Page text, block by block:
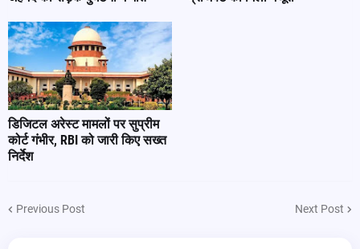
डिजिटल अरेस्ट मामलों पर सुप्रीम
कोर्ट गंभीर, RBI को जारी किए सख्त
निर्देश
Previous Post Next Post